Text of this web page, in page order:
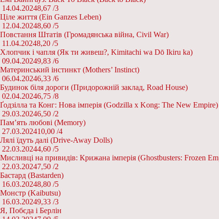
14.04.20248,67 /3
Ціле життя (Ein Ganzes Leben)
12.04.20248,60 /5
Повстання Штатів (Громадянська війна, Civil War)
11.04.20248,20 /5
Хлопчик і чапля (Як ти живеш?, Kimitachi wa Dō Ikiru ka)
09.04.20249,83 /6
Материнський інстинкт (Mothers’ Instinct)
06.04.20246,33 /6
Будинок біля дороги (Придорожній заклад, Road House)
02.04.20246,75 /8
Ґодзілла та Конг: Нова імперія (Godzilla x Kong: The New Empire)
29.03.20246,50 /2
Пам’ять любові (Memory)
27.03.202410,00 /4
Лялі їдуть далі (Drive-Away Dolls)
22.03.20244,60 /5
Мисливці на привидів: Крижана імперія (Ghostbusters: Frozen
22.03.20247,50 /2
Бастард (Bastarden)
16.03.20248,80 /5
Монстр (Kaibutsu)
16.03.20249,33 /3
Я, Побєда і Берлін